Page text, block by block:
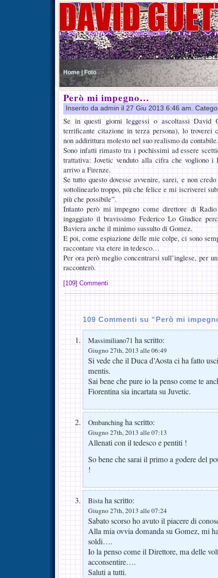
Home | Foto
Però mi impegno…
Inserito da admin il 27 Giu 2013 6:46 am.
Se in questi giorni leggessi o ascoltassi David
terrificante citazione in terza persona), lo troverei
non addirittura molesto nel suo realismo da contabile.
Sono infatti rimasto tra i pochissimi ad essere
trattativa: Jovetic venduto alla cifra che vogliono
arrivo a Firenze.
Se tutto questo dovesse avvenire, sarei, e non
sottolinearlo troppo, più che felice e mi iscriverei
più che possibile”.
Intanto però mi impegno come direttore di
ingaggiato il bravissimo Federico Lo Giudice
Baviera anche il minimo sussulto di Gomez.
E poi, come espiazione delle mie colpe, ci sono
raccontare via etere in tedesco…
Per ora però meglio concentrarsi sull’inglese, per
racconterò.
[109] Commenti
109 Commenti su “Però mi
Massimiliano71 ha scritto:
Giugno 27th, 2013 alle 06:49
Si vede che il Duca d’Aosta ci ha fatto
mentis.
Sai bene che pure io la penso come te
Fiorentina sia incartata su Juvetic.
Ombanching ha scritto:
Giugno 27th, 2013 alle 07:13
Allenati con il tedesco e pentiti !
So bene che sarai il primo a godere del
!
Bistaha scritto:
Giugno 27th, 2013 alle 07:24
Sabato scorso ho avuto il piacere di
Alla mia ovvia domanda su Gomez, mi
soldi….
Io la penso come il Direttore, ma delle
acconsentire….
Saluti a tutti.